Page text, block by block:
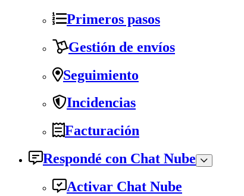
Primeros pasos
Gestión de envíos
Seguimiento
Incidencias
Facturación
Respondé con Chat Nube
Activar Chat Nube